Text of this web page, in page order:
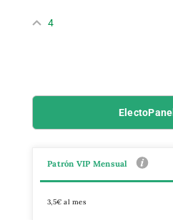
4
Patrón VIP Mensual
3,5€ al mes